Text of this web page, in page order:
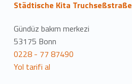
Städtische Kita Truchseßstraße
Gündüz bakım merkezi
53175 Bonn
0228 - 77 87490
Yol tarifi al